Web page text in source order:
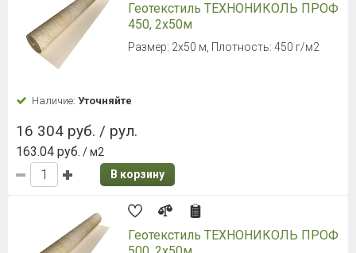
Геотекстиль ТЕХНОНИКОЛЬ ПРОФ
450, 2х50м
Размер: 2х50 м, Плотность: 450 г/м2
Наличие: Уточняйте
16 304 руб. / рул.
163.04 руб. / м2
В корзину
Геотекстиль ТЕХНОНИКОЛЬ ПРОФ